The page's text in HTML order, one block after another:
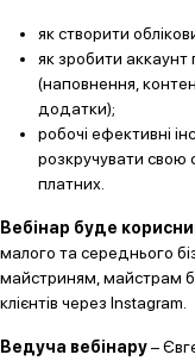
як створити
як зробити
(наповнення,
додатки);
робочі ефективні
розкручувати свою
платних.
Вебінар буде
малого та середнього
майстриням, майстрам
клієнтів через Instagram.
Ведуча вебінару–